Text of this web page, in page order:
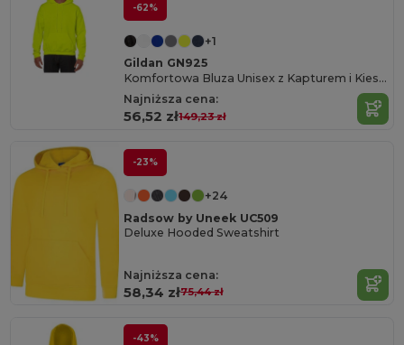
-62%
+1
Gildan GN925
Komfortowa Bluza Unisex z Kapturem i Kieszenią
Najniższa cena:
56,52 zł149,23 zł
-23%
+24
Radsow by Uneek UC509
Deluxe Hooded Sweatshirt
Najniższa cena:
58,34 zł75,44 zł
-43%